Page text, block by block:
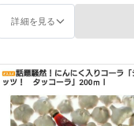
詳細を見る